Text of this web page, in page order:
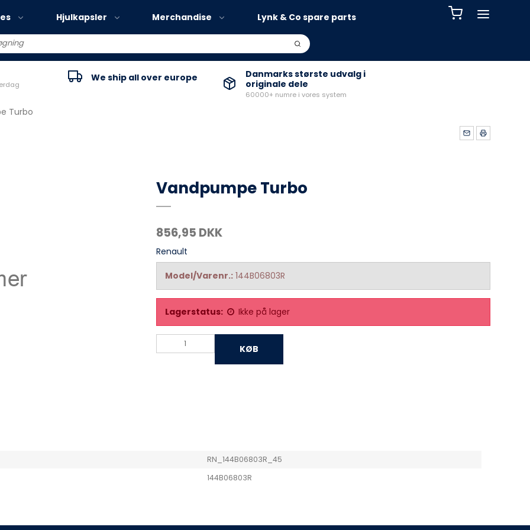
Volvo EX30
Volvo EC40
Hjulkapsler Merchandise Lynk & Co spare parts
We ship all over europe
Danmarks største udvalg i
originale dele
60000+ numre i vores system
Turbo
Vandpumpe Turbo
856,95 DKK
Renault
Model/Varenr.: 144B06803R
Lagerstatus: Ikke på lager
KØB
RN_144B06803R_45
144B06803R